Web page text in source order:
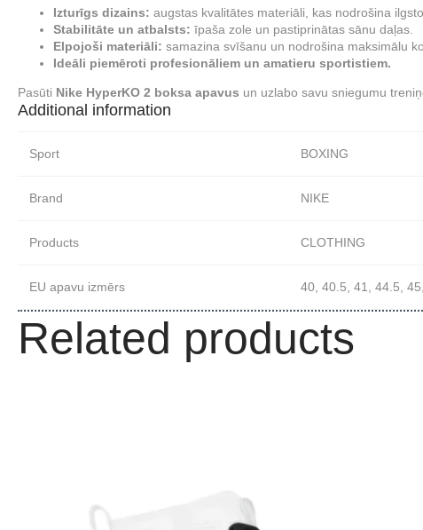
Izturīgs dizains: augstas kvalitātes materiāli, kas nodrošina
Stabilitāte un atbalsts: īpaša zole un pastiprinātas sānu daļas.
Elpojoši materiāli: samazina svīšanu un nodrošina maksimālu
Ideāli piemēroti profesionāliem un amatieru sportistiem.
Pasūti Nike HyperKO 2 boksa apavus un uzlabo savu sniegumu
Additional information
Sport BOXING
Brand NIKE
Products CLOTHING
EU apavu izmērs 40, 40.5, 41, 44.5,
Related products